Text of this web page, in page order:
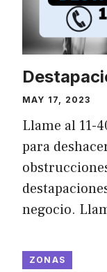
MAY 17, 2023
Llame al 11-
para
negocio.
ZONAS